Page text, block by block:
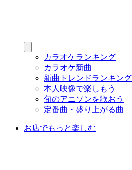
カラオケランキング
カラオケ新曲
新曲トレンドランキング
本人映像で楽しもう
旬のアニソンを歌おう
定番曲・盛り上がる曲
お店でもっと楽しむ